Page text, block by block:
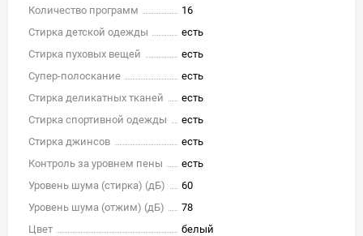
Количество программ
16
Стирка детской одежды
есть
Стирка пуховых вещей
есть
Супер-полоскание
есть
Стирка деликатных тканей
есть
Стирка спортивной одежды
есть
Стирка джинсов
есть
Контроль за уровнем пены
есть
Уровень шума (стирка) (дБ)
60
Уровень шума (отжим) (дБ)
78
Цвет
белый